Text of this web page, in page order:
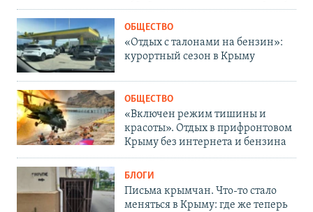
ОБЩЕСТВО
«Отдых с талонами на бензин»:
курортный сезон в Крыму
ОБЩЕСТВО
«Включен режим тишины и
красоты». Отдых в прифронтовом
Крыму без интернета и бензина
БЛОГИ
Письма крымчан. Что-то стало
меняться в Крыму: где же теперь